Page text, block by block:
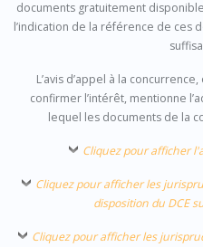
documents gratuitement
l’indication de la référence de ces
L’avis d’appel à la
confirmer l’intérêt, mentionne
lequel les documents de la
Cliquez pour afficher
Cliquez pour afficher les
disposition du DCE
Cliquez pour afficher les